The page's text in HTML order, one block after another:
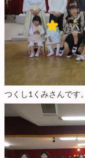
つくし1くみさんです。